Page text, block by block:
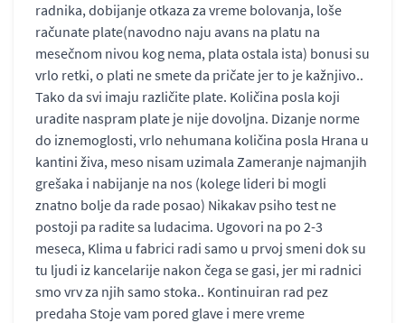
radnika, dobijanje otkaza za vreme bolovanja, loše
računate plate(navodno naju avans na platu na
mesečnom nivou kog nema, plata ostala ista) bonusi su
vrlo retki, o plati ne smete da pričate jer to je kažnjivo..
Tako da svi imaju različite plate. Količina posla koji
uradite naspram plate je nije dovoljna. Dizanje norme
do iznemoglosti, vrlo nehumana količina posla Hrana u
kantini živa, meso nisam uzimala Zameranje najmanjih
grešaka i nabijanje na nos (kolege lideri bi mogli
znatno bolje da rade posao) Nikakav psiho test ne
postoji pa radite sa ludacima. Ugovori na po 2-3
meseca, Klima u fabrici radi samo u prvoj smeni dok su
tu ljudi iz kancelarije nakon čega se gasi, jer mi radnici
smo vrv za njih samo stoka.. Kontinuiran rad pez
predaha Stoje vam pored glave i mere vreme